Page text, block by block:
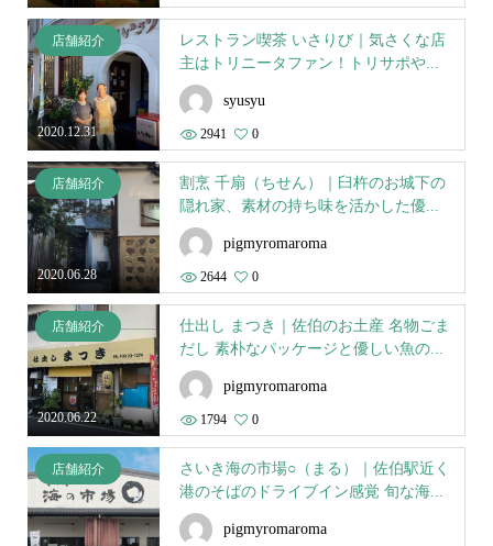
2020.12.31
店舗紹介
レストラン喫茶 いさりび｜気さくな店
主はトリニータファン！トリサポや...
syusyu
2941 0
2020.06.28
店舗紹介
割烹 千扇（ちせん）｜臼杵のお城下の
隠れ家、素材の持ち味を活かした優...
pigmyromaroma
2644 0
2020.06.22
店舗紹介
仕出し まつき｜佐伯のお土産 名物ごま
だし 素朴なパッケージと優しい魚の...
pigmyromaroma
1794 0
店舗紹介
さいき海の市場○（まる）｜佐伯駅近く
港のそばのドライブイン感覚 旬な海...
pigmyromaroma